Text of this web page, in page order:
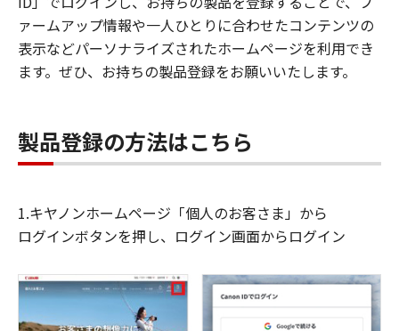
ァームアップ情報や一人ひとりに合わせたコンテンツの
表示などパーソナライズされたホームページを利用でき
ます。ぜひ、お持ちの製品登録をお願いいたします。
製品登録の方法はこちら
1.キヤノンホームページ「個人のお客さま」から
ログインボタンを押し、ログイン画面からログイン